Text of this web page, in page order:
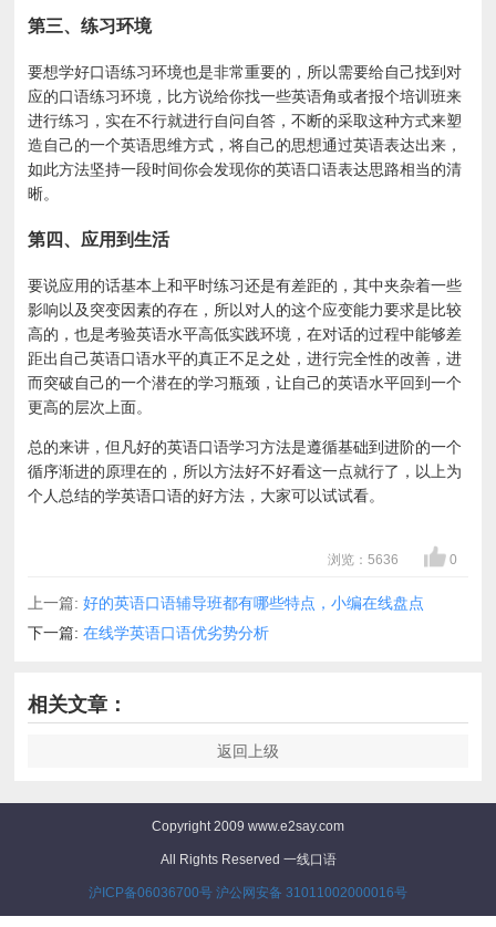
第三、练习环境
要想学好口语练习环境也是非常重要的，所以需要给自己找到对
应的口语练习环境，比方说给你找一些英语角或者报个培训班来
进行练习，实在不行就进行自问自答，不断的采取这种方式来塑
造自己的一个英语思维方式，将自己的思想通过英语表达出来，
如此方法坚持一段时间你会发现你的英语口语表达思路相当的清
晰。
第四、应用到生活
要说应用的话基本上和平时练习还是有差距的，其中夹杂着一些
影响以及突变因素的存在，所以对人的这个应变能力要求是比较
高的，也是考验英语水平高低实践环境，在对话的过程中能够差
距出自己英语口语水平的真正不足之处，进行完全性的改善，进
而突破自己的一个潜在的学习瓶颈，让自己的英语水平回到一个
更高的层次上面。
总的来讲，但凡好的英语口语学习方法是遵循基础到进阶的一个
循序渐进的原理在的，所以方法好不好看这一点就行了，以上为
个人总结的学英语口语的好方法，大家可以试试看。
浏览：5636 0
上一篇:好的英语口语辅导班都有哪些特点，小编在线盘点
下一篇:在线学英语口语优劣势分析
相关文章：
返回上级
Copyright 2009 www.e2say.com
All Rights Reserved 一线口语
沪ICP备06036700号 沪公网安备 31011002000016号